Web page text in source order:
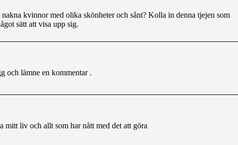
kvinnor med olika skönheter och sånt? Kolla in denna tjejen som
sätt att visa upp sig.
och lämne en kommentar .
mitt liv och allt som har nått med det att göra